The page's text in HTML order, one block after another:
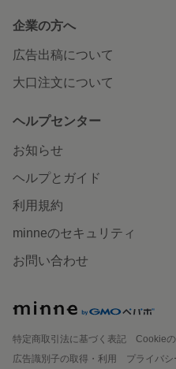
企業の方へ
広告出稿について
大口注文について
ヘルプセンター
お知らせ
ヘルプとガイド
利用規約
minneのセキュリティ
お問い合わせ
特定商取引法に基づく表記
Cookie
広告識別子の取得・利用
プライバ